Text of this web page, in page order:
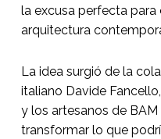
la excusa perfecta para
arquitectura
La idea surgió de la
italiano Davide
y los artesanos de
transformar lo que